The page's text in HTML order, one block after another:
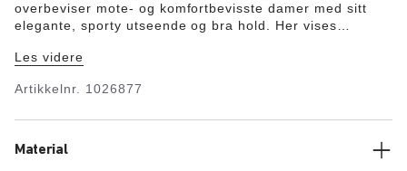
overbeviser mote- og komfortbevisste damer med sitt
elegante, sporty utseende og bra hold. Her vises
Exquisit-fotsengen er trukket fullstendig med Piumato-
Overmaterialet består av høykvalitets anilinskinn.
Les videre
Artikkelnr. 1026877
Material